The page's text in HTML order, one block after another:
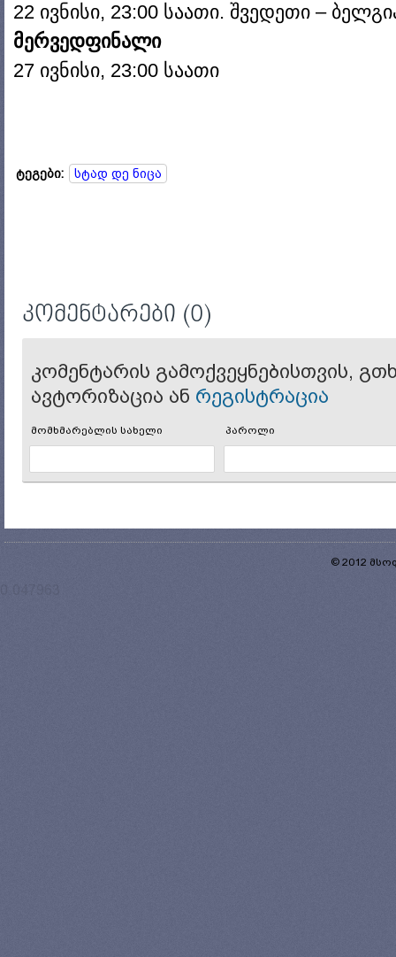
22 ივნისი, 23:00 საათი. შვედეთი –
მერვედფინალი
27 ივნისი, 23:00 საათი
ტეგები: სტად დე ნიცა
კომენტარები (0)
კომენტარის გამოქვეყნებისთვის,
ავტორიზაცია ან რეგისტრაცია
მომხმარებლის სახელი პაროლი
© 2012